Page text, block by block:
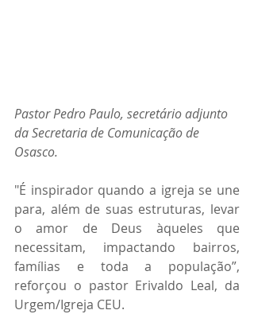
Pastor Pedro Paulo, secretário adjunto
da Secretaria de Comunicação de
Osasco.
"É inspirador quando a igreja se une
para, além de suas estruturas, levar
o amor de Deus àqueles que
necessitam, impactando bairros,
famílias e toda a população”,
reforçou o pastor Erivaldo Leal, da
Urgem/Igreja CEU.